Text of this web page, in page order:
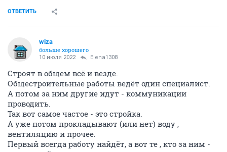
ОТВЕТИТЬ
wiza
больше хорошего
10 июля 2022 Elena1308
Строят в общем всё и везде.
Общестроительные работы ведёт один специалист.
А потом за ним другие идут - коммуникации
проводить.
Так вот самое частое - это стройка.
А уже потом прокладывают (или нет) воду ,
вентиляцию и прочее.
Первый всегда работу найдёт, а вот те , кто за ним -